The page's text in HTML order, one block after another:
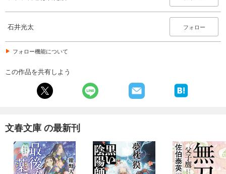
石井光太 フォロー
フォロー機能について
この作品を共有しよう
文春文庫 の最新刊